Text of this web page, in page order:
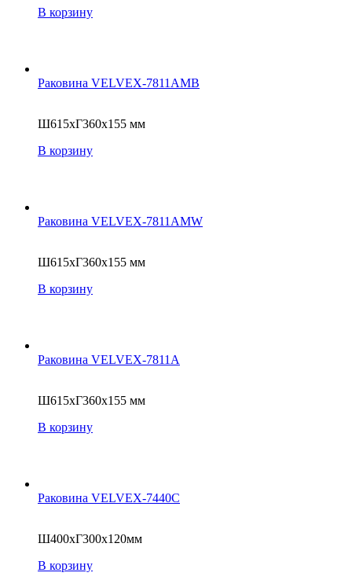
В корзину
Раковина VELVEX-7811AMB
Ш615xГ360x155 мм
В корзину
Раковина VELVEX-7811AMW
Ш615xГ360x155 мм
В корзину
Раковина VELVEX-7811A
Ш615xГ360x155 мм
В корзину
Раковина VELVEX-7440C
Ш400xГ300x120мм
В корзину